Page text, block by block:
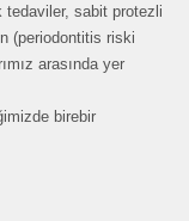
tedaviler, sabit protezli
(periodontitis riski
arasında yer
birebir